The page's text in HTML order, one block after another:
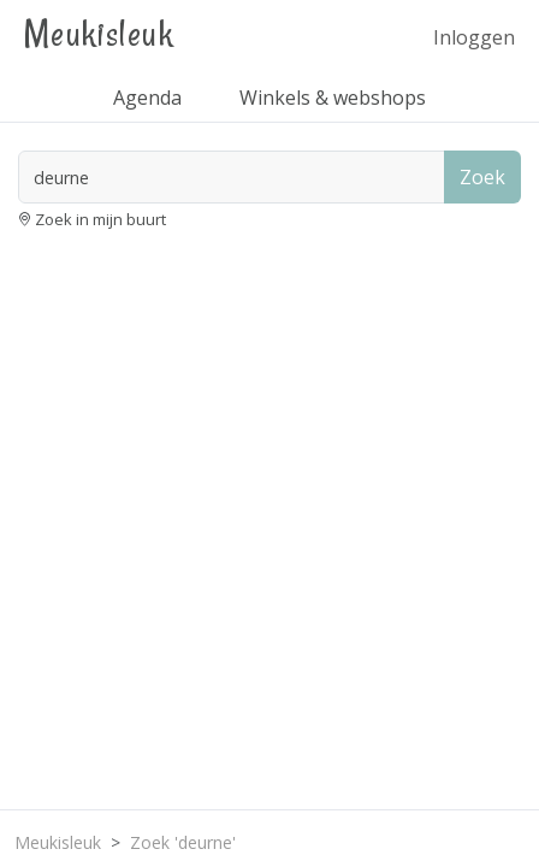
Meukisleuk Inloggen
Agenda Winkels & webshops
Zoek
Zoek in mijn buurt
Meukisleuk Zoek 'deurne'